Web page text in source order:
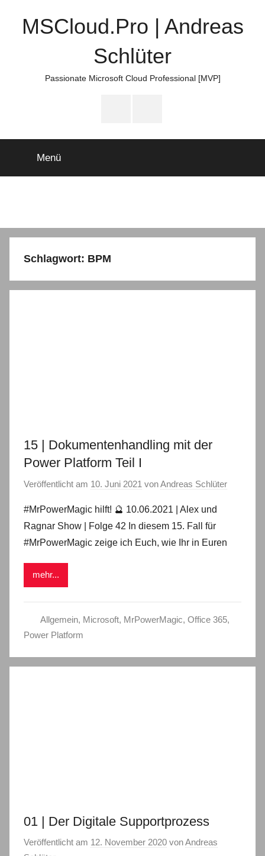
MSCloud.Pro | Andreas
Schlüter
Passionate Microsoft Cloud Professional [MVP]
Menü
Schlagwort: BPM
15 | Dokumentenhandling mit der
Power Platform Teil I
Veröffentlicht am 10. Juni 2021 vonAndreas Schlüter
#MrPowerMagic hilft! 🔮 10.06.2021 | Alex und
Ragnar Show | Folge 42 In diesem 15. Fall für
#MrPowerMagic zeige ich Euch, wie Ihr in Euren
mehr...
Allgemein, Microsoft, MrPowerMagic, Office 365,
Power Platform
01 | Der Digitale Supportprozess
Veröffentlicht am 12. November 2020 vonAndreas